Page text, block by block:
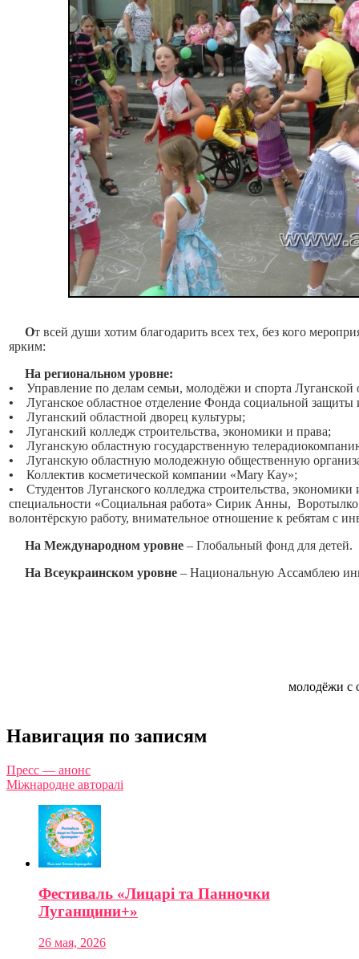
От всей души хотим благодарить всех тех, без кого
ярким:
На региональном уровне:
•
Управление по делам семьи, молодёжи и спорта Луганской
•
Луганское областное отделение Фонда социальной защиты
• Луганский областной дворец культуры;
• Луганский колледж строительства, экономики и права;
• Луганскую областную государственную
• Луганскую областную молодежную общественную
•
Коллектив косметической компании «Mary Кay»;
•
Студентов Луганского колледжа строительства,
специальности «Социальная работа» Сирик Анны,
волонтёрскую работу, внимательное отношение к ребятам с
На Международном уровне – Глобальный фонд для детей.
На Всеукраинском уровне – Национальную Ассамблею
молодёжи с
Навигация по записям
Пресс — анонс
Міжнародне авторалі
Фестиваль «Лицарі та Панночки
Луганщини+»
26 мая, 2026